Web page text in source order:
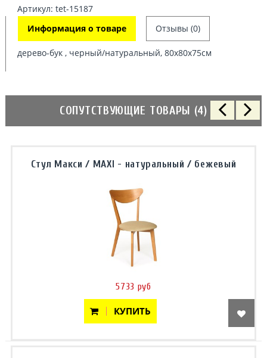
Артикул: tet-15187
Информация о товаре
Отзывы (0)
дерево-бук , черный/натуральный, 80х80х75см
СОПУТСТВУЮЩИЕ ТОВАРЫ (4)
Стул Макси / MAXI - натуральный / бежевый
5733 руб
КУПИТЬ